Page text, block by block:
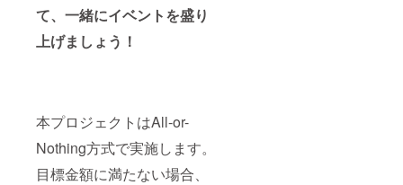
て、一緒にイベントを盛り
上げましょう！
本プロジェクトはAll-or-
Nothing方式で実施します。
目標金額に満たない場合、